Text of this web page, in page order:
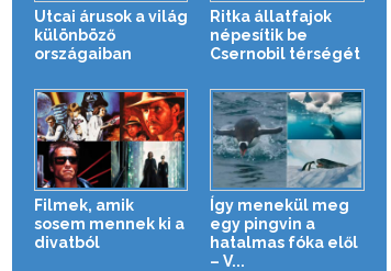
Utcai árusok a világ
különböző
országaiban
Ritka állatfajok
népesítik be
Csernobil térségét
Filmek, amik
sosem mennek ki a
divatból
Így menekül meg
egy pingvin a
hatalmas fóka elől
– V...